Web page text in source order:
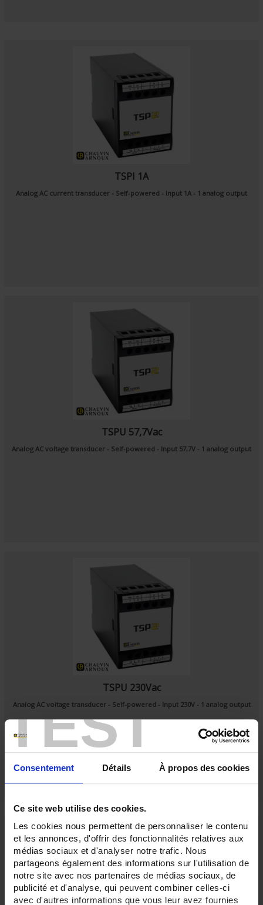
TEST
Consentement Détails À propos des cookies
Ce site web utilise des cookies.
Les cookies nous permettent de personnaliser le contenu
et les annonces, d'offrir des fonctionnalités relatives aux
médias sociaux et d'analyser notre trafic. Nous
partageons également des informations sur l'utilisation de
notre site avec nos partenaires de médias sociaux, de
publicité et d'analyse, qui peuvent combiner celles-ci
avec d'autres informations que vous leur avez fournies
TSPI 1A
Analog AC current transducer - Self-powered - Input 1A - 1 analog output
TSPU 57,7Vac
Analog AC voltage transducer - Self-powered - Input 57,7V - 1 analog output
TSPU 230Vac
Analog AC voltage transducer - Self-powered - Input 230V - 1 analog output